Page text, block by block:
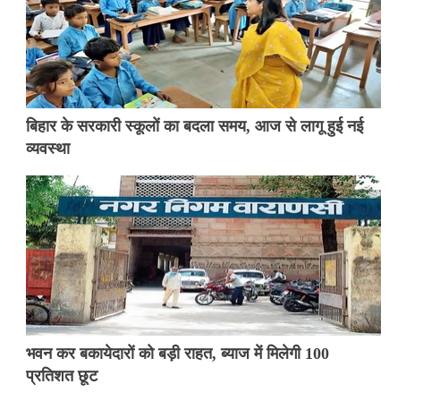
बिहार के सरकारी स्कूलों का बदला समय, आज से लागू हुई नई
व्यवस्था
भवन कर बकायेदारों को बड़ी राहत, ब्याज में मिलेगी 100
प्रतिशत छूट